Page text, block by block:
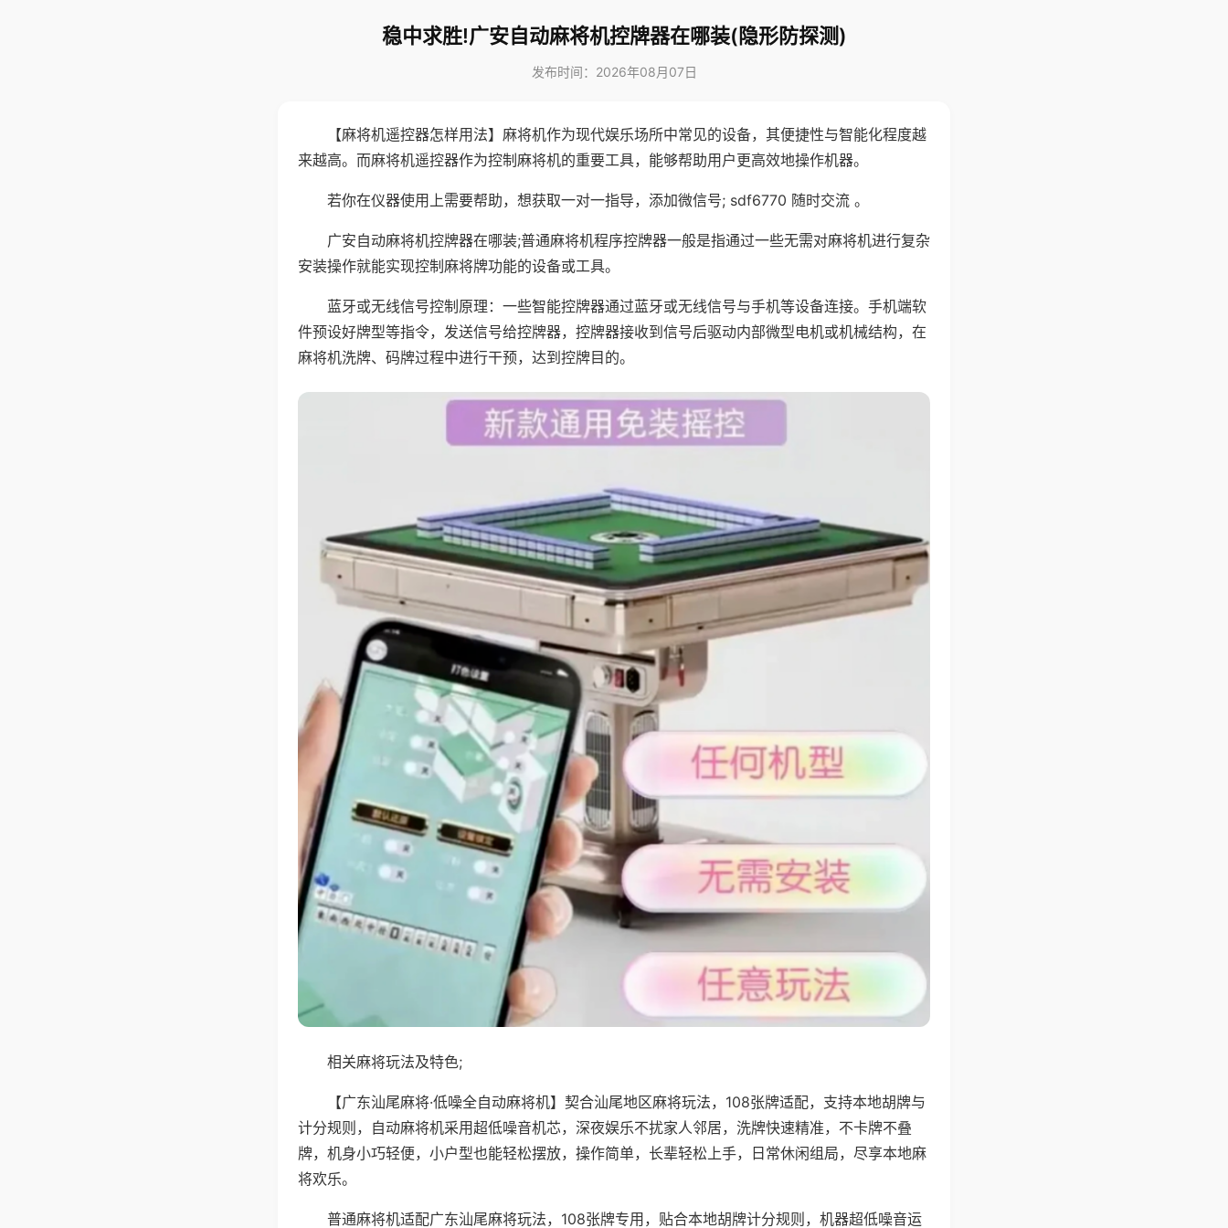
稳中求胜!广安自动麻将机控牌器在哪装(隐形防探测)
发布时间：2026年08月07日
【麻将机遥控器怎样用法】麻将机作为现代娱乐场所中常见的设备，其便捷性与智能化程度越
来越高。而麻将机遥控器作为控制麻将机的重要工具，能够帮助用户更高效地操作机器。
若你在仪器使用上需要帮助，想获取一对一指导，添加微信号; sdf6770 随时交流 。
广安自动麻将机控牌器在哪装;普通麻将机程序控牌器一般是指通过一些无需对麻将机进行复杂
安装操作就能实现控制麻将牌功能的设备或工具。
蓝牙或无线信号控制原理：一些智能控牌器通过蓝牙或无线信号与手机等设备连接。手机端软
件预设好牌型等指令，发送信号给控牌器，控牌器接收到信号后驱动内部微型电机或机械结构，在
麻将机洗牌、码牌过程中进行干预，达到控牌目的。
相关麻将玩法及特色;
【广东汕尾麻将·低噪全自动麻将机】契合汕尾地区麻将玩法，108张牌适配，支持本地胡牌与
计分规则，自动麻将机采用超低噪音机芯，深夜娱乐不扰家人邻居，洗牌快速精准，不卡牌不叠
牌，机身小巧轻便，小户型也能轻松摆放，操作简单，长辈轻松上手，日常休闲组局，尽享本地麻
将欢乐。
普通麻将机适配广东汕尾麻将玩法，108张牌专用，贴合本地胡牌计分规则，机器超低噪音运